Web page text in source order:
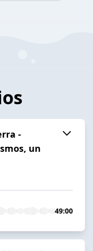
-
un
49:00